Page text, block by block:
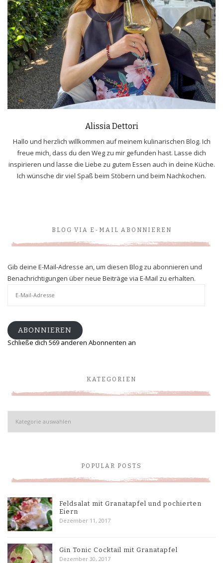
Alissia Dettori
Hallo und herzlich willkommen auf meinem kulinarischen Blog. Ich
freue mich, dass du den Weg zu mir gefunden hast. Lasse dich
inspirieren und lasse die Liebe zu gutem Essen auch in deine Küche.
Ich wünsche dir viel Spaß beim Stöbern und beim Nachkochen.
BLOG VIA E-MAIL ABONNIEREN
Gib deine E-Mail-Adresse an, um diesen Blog zu abonnieren und
Benachrichtigungen über neue Beiträge via E-Mail zu erhalten.
ABONNIEREN
Schließe dich 569 anderen Abonnenten an
KATEGORIEN
Kategorien
POPULAR POSTS
Feldsalat mit Granatapfel und pochierten
Eiern
Dezember 11, 2017
Gin Tonic Cocktail mit Granatapfel
Dezember 30, 2017